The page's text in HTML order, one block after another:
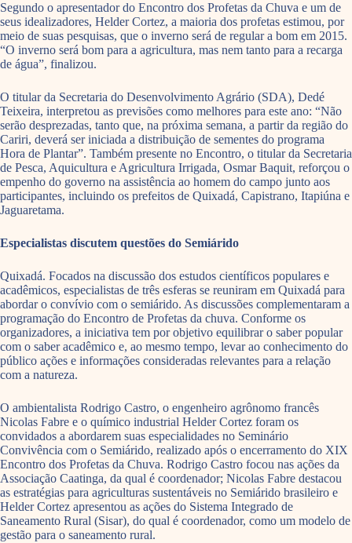
Segundo o apresentador do Encontro dos Profetas da Chuva e um de
seus idealizadores, Helder Cortez, a maioria dos profetas estimou, por
meio de suas pesquisas, que o inverno será de regular a bom em 2015.
“O inverno será bom para a agricultura, mas nem tanto para a recarga
de água”, finalizou.
O titular da Secretaria do Desenvolvimento Agrário (SDA), Dedé
Teixeira, interpretou as previsões como melhores para este ano: “Não
serão desprezadas, tanto que, na próxima semana, a partir da região do
Cariri, deverá ser iniciada a distribuição de sementes do programa
Hora de Plantar”. Também presente no Encontro, o titular da Secretaria
de Pesca, Aquicultura e Agricultura Irrigada, Osmar Baquit, reforçou o
empenho do governo na assistência ao homem do campo junto aos
participantes, incluindo os prefeitos de Quixadá, Capistrano, Itapiúna e
Jaguaretama.
Especialistas discutem questões do Semiárido
Quixadá. Focados na discussão dos estudos científicos populares e
acadêmicos, especialistas de três esferas se reuniram em Quixadá para
abordar o convívio com o semiárido. As discussões complementaram a
programação do Encontro de Profetas da chuva. Conforme os
organizadores, a iniciativa tem por objetivo equilibrar o saber popular
com o saber acadêmico e, ao mesmo tempo, levar ao conhecimento do
público ações e informações consideradas relevantes para a relação
com a natureza.
O ambientalista Rodrigo Castro, o engenheiro agrônomo francês
Nicolas Fabre e o químico industrial Helder Cortez foram os
convidados a abordarem suas especialidades no Seminário
Convivência com o Semiárido, realizado após o encerramento do XIX
Encontro dos Profetas da Chuva. Rodrigo Castro focou nas ações da
Associação Caatinga, da qual é coordenador; Nicolas Fabre destacou
as estratégias para agriculturas sustentáveis no Semiárido brasileiro e
Helder Cortez apresentou as ações do Sistema Integrado de
Saneamento Rural (Sisar), do qual é coordenador, como um modelo de
gestão para o saneamento rural.